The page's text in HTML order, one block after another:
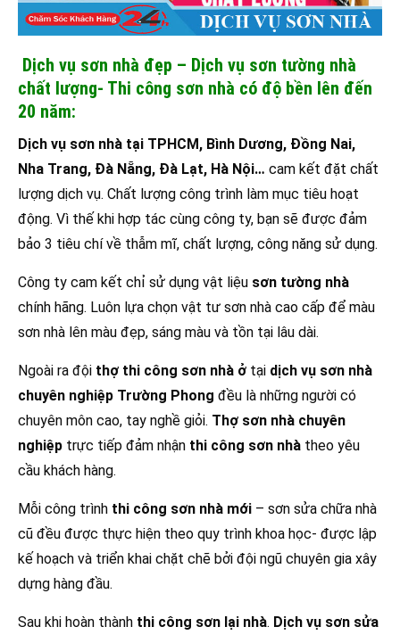
Dịch vụ sơn nhà đẹp – Dịch vụ sơn tường nhà
chất lượng- Thi công sơn nhà có độ bền lên đến
20 năm:
Dịch vụ sơn nhà tại TPHCM, Bình Dương, Đồng Nai,
Nha Trang, Đà Nẵng, Đà Lạt, Hà Nội… cam kết đặt chất
lượng dịch vụ. Chất lượng công trình làm mục tiêu hoạt
động. Vì thế khi hợp tác cùng công ty, bạn sẽ được đảm
bảo 3 tiêu chí về thẫm mĩ, chất lượng, công năng sử dụng.
Công ty cam kết chỉ sử dụng vật liệu sơn tường nhà
chính hãng. Luôn lựa chọn vật tư sơn nhà cao cấp để màu
sơn nhà lên màu đẹp, sáng màu và tồn tại lâu dài.
Ngoài ra đội thợ thi công sơn nhà ở tại dịch vụ sơn nhà
chuyên nghiệp Trường Phong đều là những người có
chuyên môn cao, tay nghề giỏi. Thợ sơn nhà chuyên
nghiệp trực tiếp đảm nhận thi công sơn nhà theo yêu
cầu khách hàng.
Mỗi công trình thi công sơn nhà mới – sơn sửa chữa nhà
cũ đều được thực hiện theo quy trình khoa học- được lập
kế hoạch và triển khai chặt chẽ bởi đội ngũ chuyên gia xây
dựng hàng đầu.
Sau khi hoàn thành thi công sơn lại nhà. Dịch vụ sơn sửa